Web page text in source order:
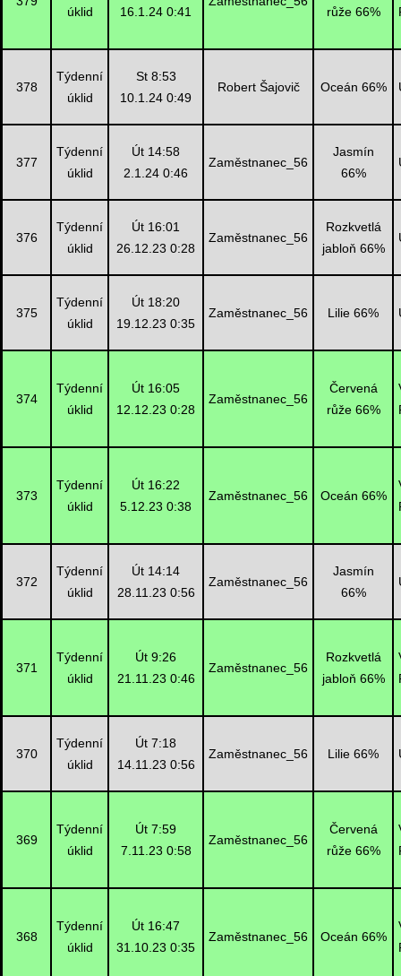
úklid
16.1.24 0:41
růže 66%
378
Týdenní
úklid
St 8:53
10.1.24 0:49
Robert Šajovič Oceán 66%
377
Týdenní
úklid
Út 14:58
2.1.24 0:46
Zaměstnanec_56
Jasmín
66%
376
Týdenní
úklid
Út 16:01
26.12.23 0:28
Zaměstnanec_56
Rozkvetlá
jabloň 66%
375
Týdenní
úklid
Út 18:20
19.12.23 0:35
Zaměstnanec_56 Lilie 66%
374
Týdenní
úklid
Út 16:05
12.12.23 0:28
Zaměstnanec_56
Červená
růže 66%
373
Týdenní
úklid
Út 16:22
5.12.23 0:38
Zaměstnanec_56 Oceán 66%
372
Týdenní
úklid
Út 14:14
28.11.23 0:56
Zaměstnanec_56
Jasmín
66%
371
Týdenní
úklid
Út 9:26
21.11.23 0:46
Zaměstnanec_56
Rozkvetlá
jabloň 66%
370
Týdenní
úklid
Út 7:18
14.11.23 0:56
Zaměstnanec_56 Lilie 66%
369
Týdenní
úklid
Út 7:59
7.11.23 0:58
Zaměstnanec_56
Červená
růže 66%
368
Týdenní
úklid
Út 16:47
31.10.23 0:35
Zaměstnanec_56 Oceán 66%